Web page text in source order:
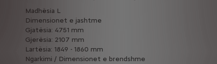
Madhësia L
Dimensionet e jashtme
Gjatësia: 4751 mm
Gjerësia: 2107 mm
Lartësia: 1849 - 1860 mm
Ngarkimi / Dimensionet e brendshme